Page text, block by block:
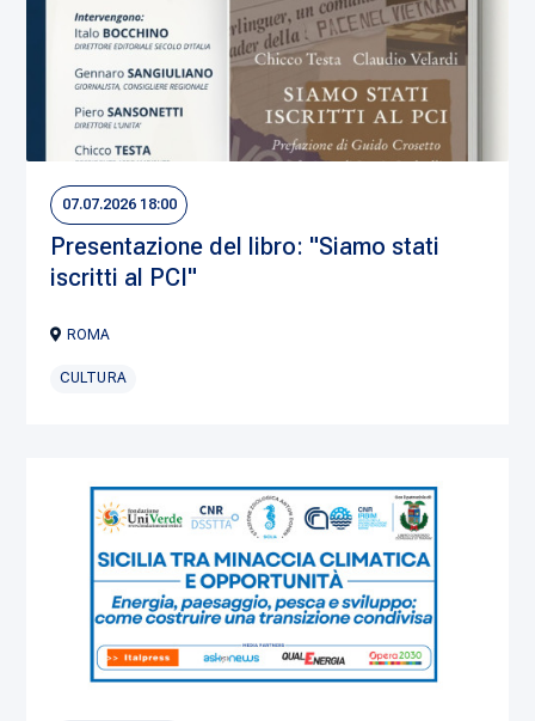
07.07.2026 18:00
Presentazione del libro: "Siamo stati
iscritti al PCI"
ROMA
CULTURA